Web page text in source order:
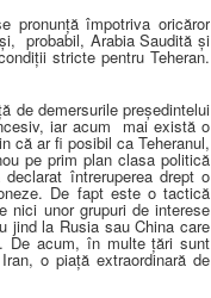
pronunţă împotriva oricăror
şi, probabil, Arabia Saudită şi
stricte pentru Teheran.
de demersurile preşedintelui
iar acum mai există o
că ar fi posibil ca Teheranul,
pe prim plan clasa politică
declarat întreruperea drept o
De fapt este o tactică
nici unor grupuri de interese
jind la Rusia sau China care
De acum, în multe ţări sunt
o piaţă extraordinară de